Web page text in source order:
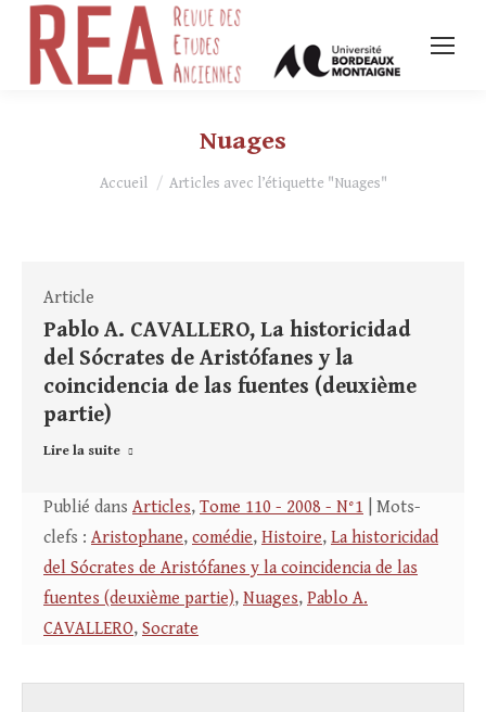
Nuages
Vous êtes ici :
Accueil Articles avec l’étiquette "Nuages"
Article
Pablo A. CAVALLERO, La historicidad
del Sócrates de Aristófanes y la
coincidencia de las fuentes (deuxième
partie)
Lire la suite
Publié dans Articles, Tome 110 - 2008 - N°1 | Mots-
clefs : Aristophane, comédie, Histoire, La historicidad
del Sócrates de Aristófanes y la coincidencia de las
fuentes (deuxième partie), Nuages, Pablo A.
CAVALLERO, Socrate